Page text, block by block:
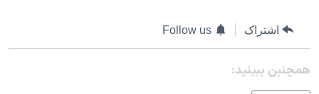
اشتراک Follow us
همچنبن ببینید: